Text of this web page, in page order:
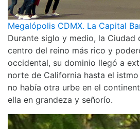
Megalópolis CDMX. La Capital
Durante siglo y medio, la Ciudad
centro del reino más rico y
occidental, su dominio llegó a
norte de California hasta el
no había otra urbe en el
ella en grandeza y señorío.